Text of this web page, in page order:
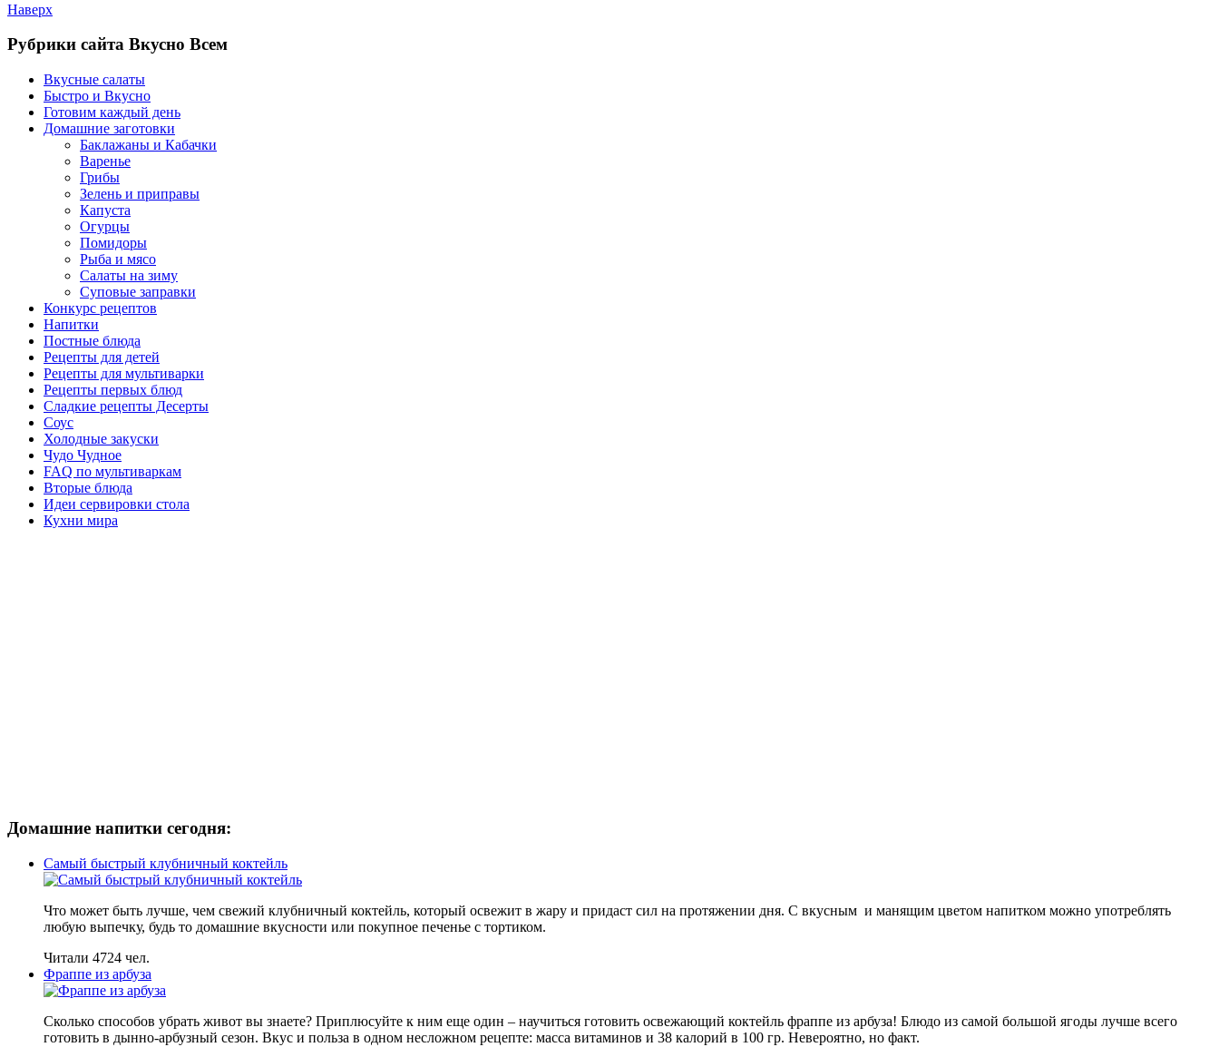
Наверх
Рубрики сайта Вкусно Всем
Вкусные салаты
Быстро и Вкусно
Готовим каждый день
Домашние заготовки
Баклажаны и Кабачки
Варенье
Грибы
Зелень и приправы
Капуста
Огурцы
Помидоры
Рыба и мясо
Салаты на зиму
Суповые заправки
Конкурс рецептов
Напитки
Постные блюда
Рецепты для детей
Рецепты для мультиварки
Рецепты первых блюд
Сладкие рецепты Десерты
Соус
Холодные закуски
Чудо Чудное
FAQ по мультиваркам
Вторые блюда
Идеи сервировки стола
Кухни мира
Домашние напитки сегодня:
Самый быстрый клубничный коктейль
Что может быть лучше, чем свежий клубничный коктейль, который освежит в жару и придаст сил на протяжении дня. С вкусным и манящим цветом напитком можно употреблять
любую выпечку, будь то домашние вкусности или покупное печенье с тортиком.
Читали 4724 чел.
Фраппе из арбуза
Сколько способов убрать живот вы знаете? Приплюсуйте к ним еще один – научиться готовить освежающий коктейль фраппе из арбуза! Блюдо из самой большой ягоды лучше всего
готовить в дынно-арбузный сезон. Вкус и польза в одном несложном рецепте: масса витаминов и 38 калорий в 100 гр. Невероятно, но факт.